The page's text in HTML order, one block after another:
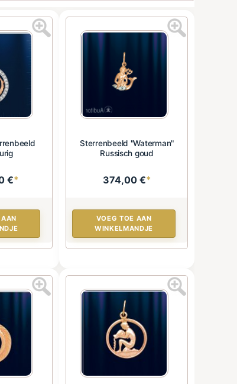
€*
Sterrenbeeld "Waterman"
Russisch goud
374,00 €*
VOEG TOE AAN
WINKELMANDJE